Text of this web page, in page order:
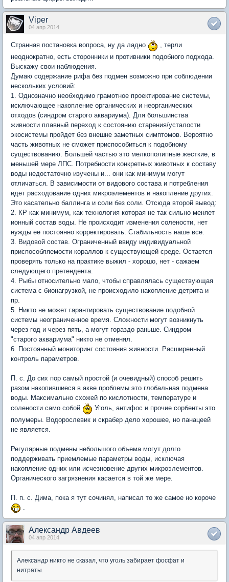
Viper
04 апр 2014
Странная постановка вопроса, ну да ладно
, терли
неоднократно, есть сторонники и противники подобного подхода.
Выскажу свои наблюдения.
Думаю содержание рифа без подмен возможно при соблюдении
нескольких условий:
1. Однозначно необходимо грамотное проектирование системы,
исключающее накопление органических и неорганических
отходов (синдром старого аквариума). Для большинства
живности плавный переход к состоянию старения/усталости
экосистемы пройдет без внешне заметных симптомов. Вероятно
часть животных не сможет приспособиться к подобному
существованию. Большей частью это мелкополипные жесткие, в
меньшей мере ЛПС. Потребности конкретных животных к составу
воды недостаточно изучены и... они как минимум могут
отличаться. В зависимости от видового состава и потребления
идет расходование одних микроэлементов и накопление других.
Это касательно баллинга и соли без соли. Отсюда второй вывод:
2. КР как минимум, как технология которая не так сильно меняет
ионный состав воды. Не происходит изменения солености, нет
нужды ее постоянно корректировать. Стабильность наше все.
3. Видовой состав. Ограниченный ввиду индивидуальной
приспособляемости кораллов к существующей среде. Остается
проверять только на практике выжил - хорошо, нет - сажаем
следующего претендента.
4. Рыбы относительно мало, чтобы справлялась существующая
система с бионагрузкой, не происходило накопление детрита и
пр.
5. Никто не может гарантировать существование подобной
системы неограниченное время. Сложности могут возникнуть
через год и через пять, а могут гораздо раньше. Синдром
"старого аквариума" никто не отменял.
6. Постоянный мониторинг состояния живности. Расширенный
контроль параметров.
П. с. До сих пор самый простой (и очевидный) способ решить
разом накопившиеся в акве проблемы это глобальная подмена
воды. Максимально схожей по кислотности, температуре и
солености само собой
Уголь, антифос и прочие сорбенты это
полумеры. Водорослевик и скрабер дело хорошее, но панацеей
не является.
Регулярные подмены небольшого объема могут долго
поддерживать приемлемые параметры воды, исключая
накопление одних или исчезновение других микроэлементов.
Органического загрязнения касается в той же мере.
П. п. с. Дима, пока я тут сочинял, написал то же самое но короче
.
Александр Авдеев
04 апр 2014
Александр никто не сказал, что уголь забирает фосфат и
нитраты.